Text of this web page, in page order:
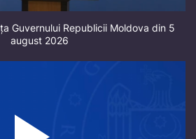
Guvernului Republicii Moldova din 5
august 2026